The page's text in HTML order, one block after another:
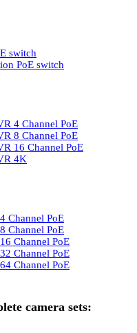
switch
PoE switch
4 Channel PoE
8 Channel PoE
16 Channel PoE
4K
Channel PoE
Channel PoE
Channel PoE
Channel PoE
Channel PoE
camera sets: